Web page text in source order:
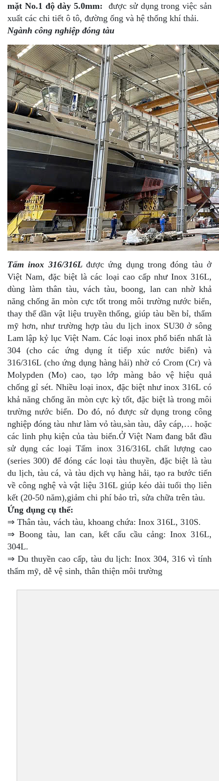
mặt No.1 độ dày 5.0mm:
được sử dụng trong việc sản
xuất các chi tiết ô tô, đường ống và hệ thống khí thải.
Ngành công nghiệp đóng tàu
Tấm inox 316/316L được ứng dụng trong đóng tàu ở
Việt Nam, đặc biệt là các loại cao cấp như Inox 316L,
dùng làm thân tàu, vách tàu, boong, lan can nhờ khả
năng chống ăn mòn cực tốt trong môi trường nước biển,
thay thế dần vật liệu truyền thống, giúp tàu bền bỉ, thẩm
mỹ hơn, như trường hợp tàu du lịch inox SU30 ở sông
Lam lập kỷ lục Việt Nam. Các loại inox phổ biến nhất là
304 (cho các ứng dụng ít tiếp xúc nước biển) và
316/316L (cho ứng dụng hàng hải) nhờ có Crom (Cr) và
Molypden (Mo) cao, tạo lớp màng bảo vệ hiệu quả
chống gỉ sét. Nhiều loại inox, đặc biệt như inox 316L có
khả năng chống ăn mòn cực kỳ tốt, đặc biệt là trong môi
trường nước biển. Do đó, nó được sử dụng trong công
nghiệp đóng tàu như làm vỏ tàu,sàn tàu, dây cáp,… hoặc
các linh phụ kiện của tàu biển.Ở Việt Nam đang bắt đầu
sử dụng các loại Tấm inox 316/316L chất lượng cao
(series 300) để đóng các loại tàu thuyền, đặc biệt là tàu
du lịch, tàu cá, và tàu dịch vụ hàng hải, tạo ra bước tiến
về công nghệ và vật liệu 316L giúp kéo dài tuổi thọ liên
kết (20-50 năm),giảm chi phí bảo trì, sửa chữa trên tàu.
Ứng dụng cụ thể:
⇒ Thân tàu, vách tàu, khoang chứa: Inox 316L, 310S.
⇒ Boong tàu, lan can, kết cấu cầu cảng: Inox 316L,
304L.
⇒ Du thuyền cao cấp, tàu du lịch: Inox 304, 316 vì tính
thẩm mỹ, dễ vệ sinh, thân thiện môi trường